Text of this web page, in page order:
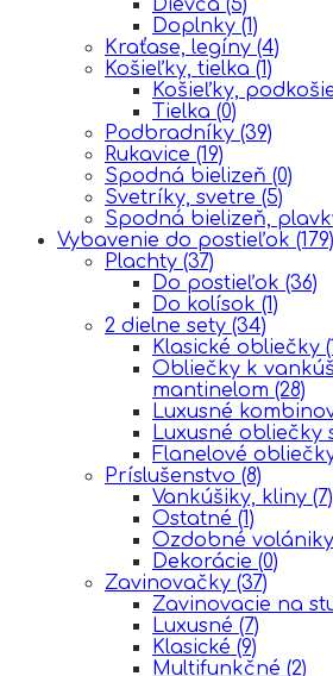
Doplnky (1)
Kraťase, legíny (4)
Košieľky, tielka (1)
Košieľky,
Tielka (0)
Podbradníky (39)
Rukavice (19)
Spodná bielizeň (0)
Svetríky, svetre (5)
Spodná bielizeň,
Vybavenie do postieľok (179)
Plachty (37)
Do postieľok (36)
Do kolísok (1)
2 dielne sety (34)
Klasické obliečky
Obliečky k
mantinelom (28)
Luxusné
Luxusné obliečky
Flanelové
Príslušenstvo (8)
Vankúšiky, kliny (7)
Ostatné (1)
Ozdobné volániky
Dekorácie (0)
Zavinovačky (37)
Zavinovacie na
Luxusné (7)
Klasické (9)
Multifunkčné (2)